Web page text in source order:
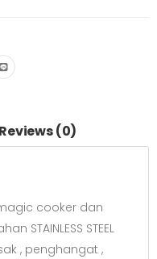
Reviews (0)
cooker dan
STAINLESS STEEL
, penghangat ,